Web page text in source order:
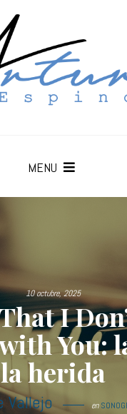
MENU
10 octubre, 2025
I
You:
la herida
Vallejo en